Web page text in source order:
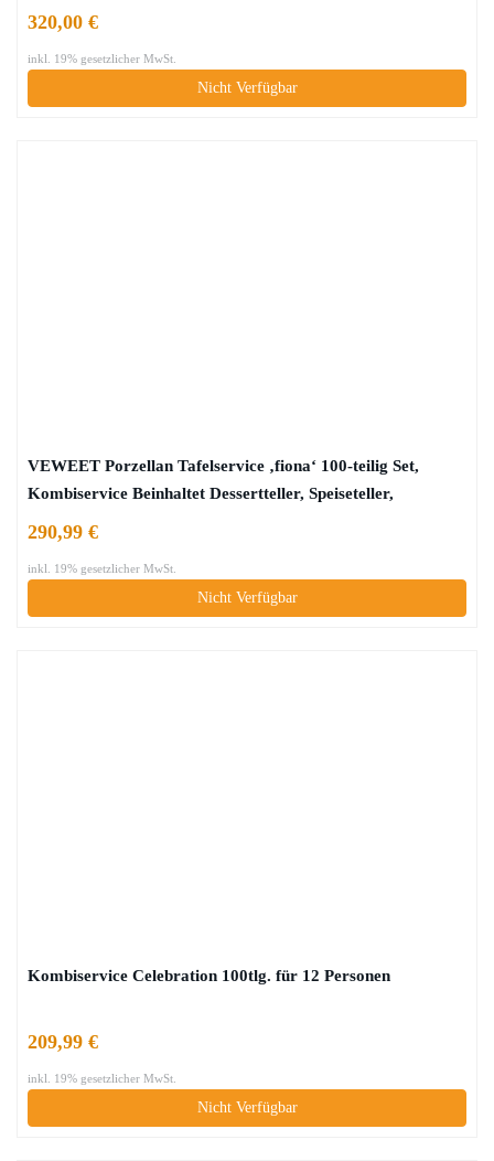
320,00 €
inkl. 19% gesetzlicher MwSt.
Nicht Verfügbar
VEWEET Porzellan Tafelservice ‚fiona‘ 100-teilig Set,
Kombiservice Beinhaltet Dessertteller, Speiseteller,
Eierbecher, Milch- und Zuckerset
290,99 €
inkl. 19% gesetzlicher MwSt.
Nicht Verfügbar
Kombiservice Celebration 100tlg. für 12 Personen
209,99 €
inkl. 19% gesetzlicher MwSt.
Nicht Verfügbar